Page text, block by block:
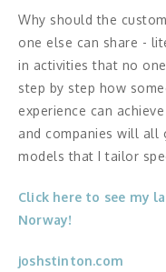
Affärsnytta
Företagsledare
Författare
Idrottare och
Why should the
one else can share -
in activities that no
step by step how
experience can
and companies will all
models that I tailor
Click here to see my
Norway!
joshstinton.com